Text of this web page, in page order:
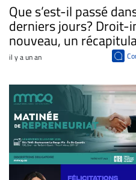
​Que s’est-il passé
derniers jours? Droit-
nouveau, un
il y a un an